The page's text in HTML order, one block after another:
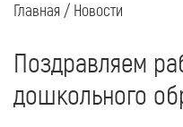
Главная/ Новости
Поздравляем
дошкольного